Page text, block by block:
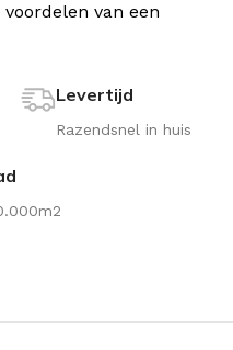
van een
Levertijd
Razendsnel in huis